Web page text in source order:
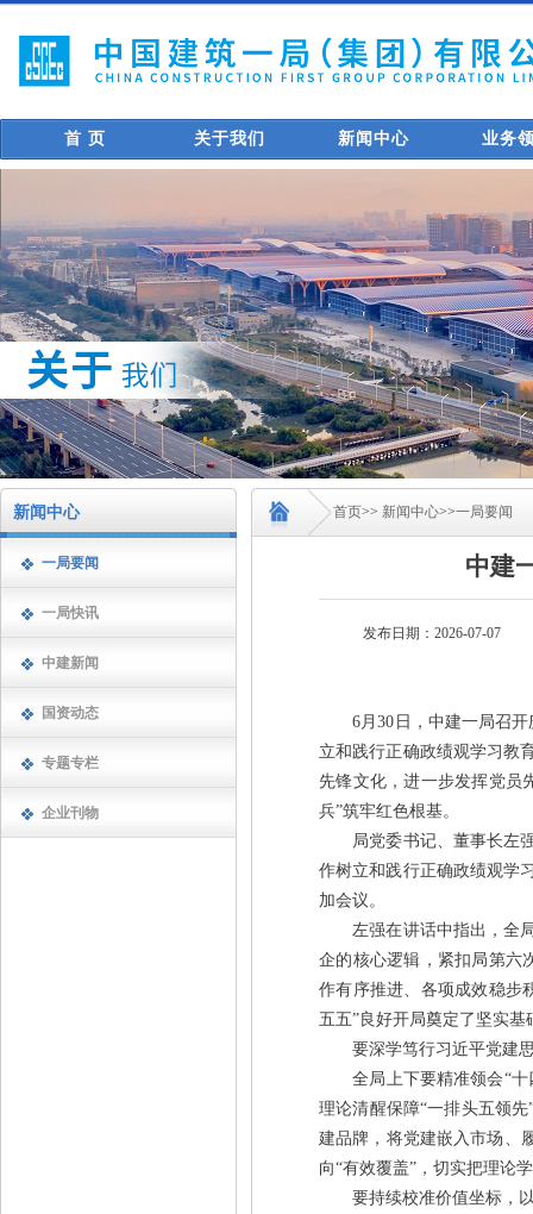
首 页 关于我们 新闻中心 业务
新闻中心
一局要闻
一局快讯
中建新闻
国资动态
专题专栏
企业刊物
首页>> 新闻中心>>一局要闻
中建
发布日期：2026-07-07
6月30日，中建一局召开
立和践行正确政绩观学习教
先锋文化，进一步发挥党员
兵”筑牢红色根基。
局党委书记、董事长左强
作树立和践行正确政绩观学
加会议。
左强在讲话中指出，全局
企的核心逻辑，紧扣局第六
作有序推进、各项成效稳步
五五”良好开局奠定了坚实
要深学笃行习近平党建思
全局上下要精准领会“十
理论清醒保障“一排头五领
建品牌，将党建嵌入市场、
向“有效覆盖”，切实把理论
要持续校准价值坐标，以